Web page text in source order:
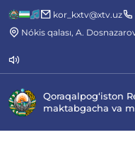
kor_kxtv@xtv.uz
Nókis qalası, A.
Qoraqalpog‘iston
maktabgacha va